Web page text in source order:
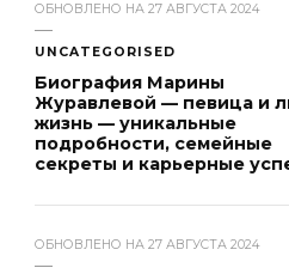
ОБНОВЛЕНО НА 27 АВГУСТА 2024
UNCATEGORISED
Биография Марины
Журавлевой — певица и
жизнь — уникальные
подробности, семейные
секреты и карьерные
ОБНОВЛЕНО НА 27 АВГУСТА 2024